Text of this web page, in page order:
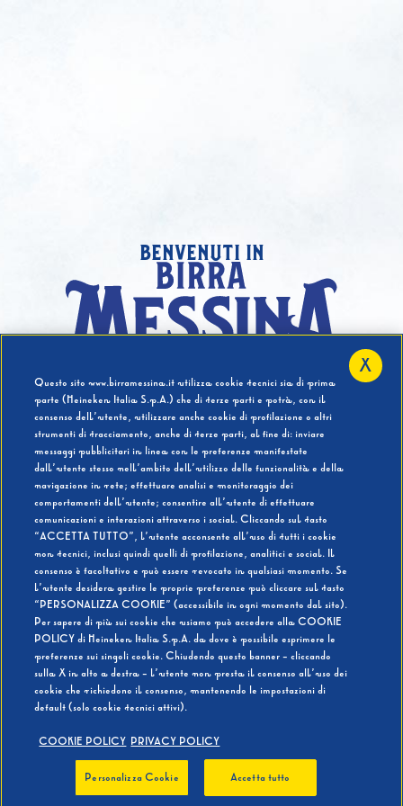
benvenuti in
Hai compiuto 18 Anni?
SI NO
BEVI RESPONSABILMENTE
Questo sito www.birramessina.it utilizza cookie tecnici sia di prima
parte (Heineken Italia S.p.A.) che di terze parti e potrà, con il
consenso dell’utente, utilizzare anche cookie di profilazione o altri
strumenti di tracciamento, anche di terze parti, al fine di: inviare
messaggi pubblicitari in linea con le preferenze manifestate
dall’utente stesso nell’ambito dell’utilizzo delle funzionalità e della
navigazione in rete; effettuare analisi e monitoraggio dei
comportamenti dell’utente; consentire all’utente di effettuare
comunicazioni e interazioni attraverso i social. Cliccando sul tasto
“ACCETTA TUTTO”, l’utente acconsente all’uso di tutti i cookie
non tecnici, inclusi quindi quelli di profilazione, analitici e social. Il
consenso è facoltativo e può essere revocato in qualsiasi momento. Se
l’utente desidera gestire le proprie preferenze può cliccare sul tasto
“PERSONALIZZA COOKIE” (accessibile in ogni momento dal sito).
Per sapere di più sui cookie che usiamo può accedere alla COOKIE
POLICY di Heineken Italia S.p.A. da dove è possibile esprimere le
preferenze sui singoli cookie. Chiudendo questo banner - cliccando
sulla X in alto a destra - l’utente non presta il consenso all’uso dei
cookie che richiedono il consenso, mantenendo le impostazioni di
default (solo cookie tecnici attivi).
COOKIE POLICY PRIVACY POLICY
Personalizza Cookie Accetta tutto
X